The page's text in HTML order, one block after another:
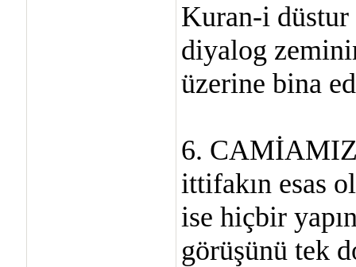
Kuran-i düstur
diyalog
üzerine bina
6.
ittifakın esas
ise hiçbir
görüşünü tek